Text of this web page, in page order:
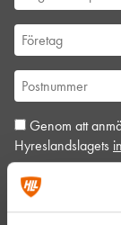
Genom att
Hyreslandslagets
Alltid nära